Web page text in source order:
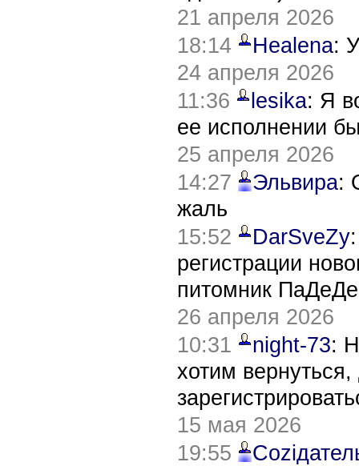
21 апреля 2026
18:14
Healena:
24 апреля 2026
11:36
lesika: Я
ее исполнении
25 апреля 2026
14:27
Эльвира:
жаль
15:52
DarSveZy
регистрации
питомник
26 апреля 2026
10:31
night-73:
хотим
15 мая 2026
19:55